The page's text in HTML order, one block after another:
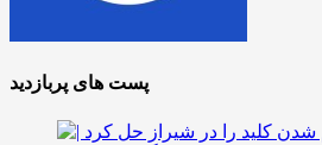
پست های پربازدید